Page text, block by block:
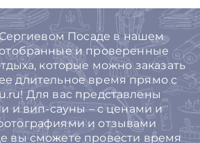
Посаде в нашем
отобранные и проверенные
которые можно заказать
длительное время прямо с
Для вас представлены
и вип-сауны – с ценами и
и отзывами
вы сможете провести время